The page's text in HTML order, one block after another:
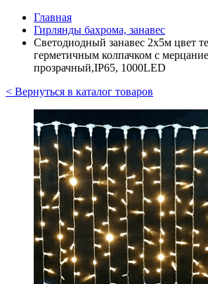
Главная
Гирлянды бахрома, занавес
Светодиодный занавес 2х5м цвет
герметичным колпачком с
прозрачный,IP65, 1000LED
< Вернуться в каталог товаров